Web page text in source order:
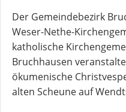
Der Gemeindebezirk
Weser-Nethe-
katholische
Bruchhausen
ökumenische
alten Scheune auf